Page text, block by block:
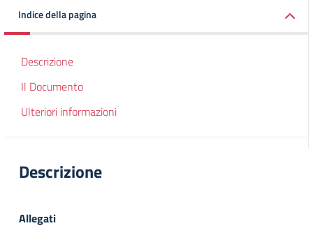
Indice della pagina
Descrizione
Il Documento
Ulteriori informazioni
Descrizione
Allegati